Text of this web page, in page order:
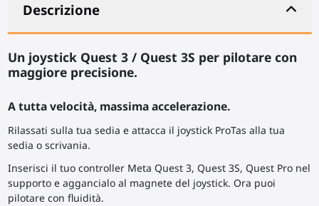
Descrizione
Un joystick Quest 3 / Quest 3S per pilotare con
maggiore precisione.
A tutta velocità, massima accelerazione.
Rilassati sulla tua sedia e attacca il joystick ProTas alla tua
sedia o scrivania.
Inserisci il tuo controller Meta Quest 3, Quest 3S, Quest Pro nel
supporto e aggancialo al magnete del joystick. Ora puoi
pilotare con fluidità.